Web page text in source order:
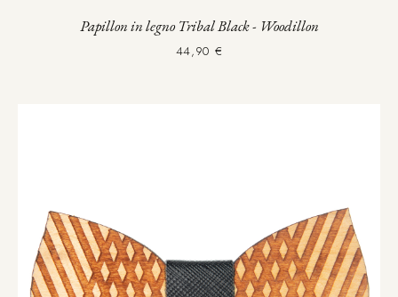
Papillon in legno Tribal Black - Woodillon
44,90 €